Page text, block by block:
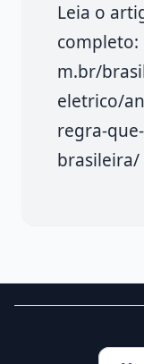
Leia o
completo:
m.br/
eletrico/
regra-
brasileira/